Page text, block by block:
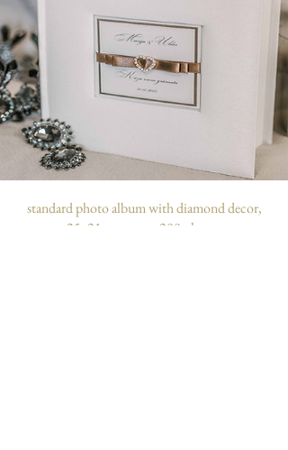
ievietot dažādi – ar vienkāršu līmes
zīmuli, abpusējo skoču vai
speciālajiem “stūrīšiem”, kas
paredzēti fotogrāfiju pielīmēšanai.
Stūrīšus var iegādāties pie mums!
standard photo album with diamond decor,
25x21 cm, up to 200 photos